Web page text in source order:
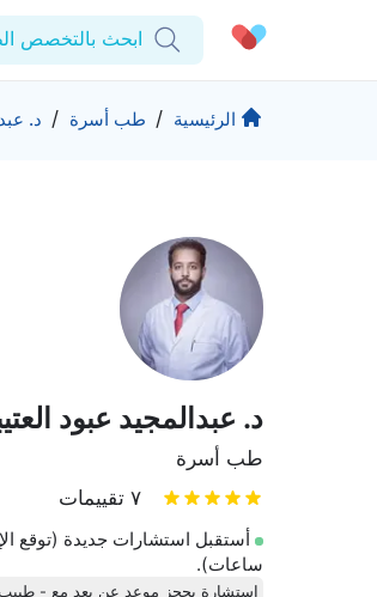
ابحث بالتخصص
الحساب الشخصي
اختبارات المعمل
المفضلة
تسجيل الخروج
الشركة
للمنشآت
المقالات الطبية
التأمين
الرعاية المتقدمة
المراكز الطبية
المزيد
برامج العناية بالصحة
تواصل
حقوق التأليف والنشر كيورا ©2026
الرئيسية / طب أسرة / د.
د. عبدالمجيد عبود
طب أسرة
٧ تقييمات
ساعات).
استشارة بحجز موعد عن بعد مع - طبيب